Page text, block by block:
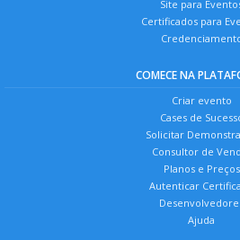
Site para
Certificados para
COMECE NA
Criar evento
Cases de
Solicitar
Consultor de
Planos e Preços
Autenticar
Ajuda